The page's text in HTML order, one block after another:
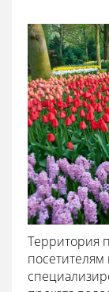
Территория